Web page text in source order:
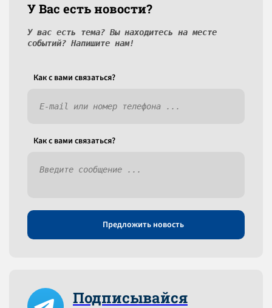
У Вас есть новости?
У вас есть тема? Вы находитесь на месте
событий? Напишите нам!
Как c вами связаться?
Как c вами связаться?
Предложить новость
Подписывайся